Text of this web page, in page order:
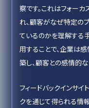
察です。これはフォー
れ、顧客がなぜ特定の
ているのかを理解する
用することで、企業は
築し、顧客との感情的
フィードバックインサイ
クを通じて得られる情